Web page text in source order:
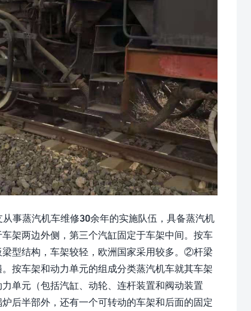
事蒸汽机车维修30余年的实施队伍，具备蒸汽机
架两边外侧，第三个汽缸固定于车架中间。按车
型结构，车架较轻，欧洲国家采用较多。②杆梁
按车架和动力单元的组成分类蒸汽机车就其车架
单元（包括汽缸、动轮、连杆装置和阀动装置
后半部外，还有一个可转动的车架和后面的固定